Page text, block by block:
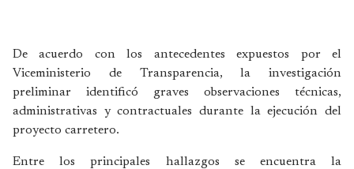
De acuerdo con los antecedentes expuestos por el
Viceministerio de Transparencia, la investigación
preliminar identificó graves observaciones técnicas,
administrativas y contractuales durante la ejecución del
proyecto carretero.
Entre los principales hallazgos se encuentra la